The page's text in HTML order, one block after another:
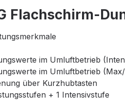
Flachschirm-
im Umluftbetrieb
im Umluftbetrieb
über Kurzhubtasten
+ 1 Intensivstufe